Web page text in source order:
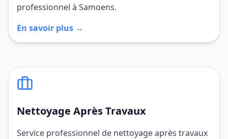
professionnel à Samoens.
En savoir plus →
Nettoyage Après Travaux
Service professionnel de nettoyage après travaux